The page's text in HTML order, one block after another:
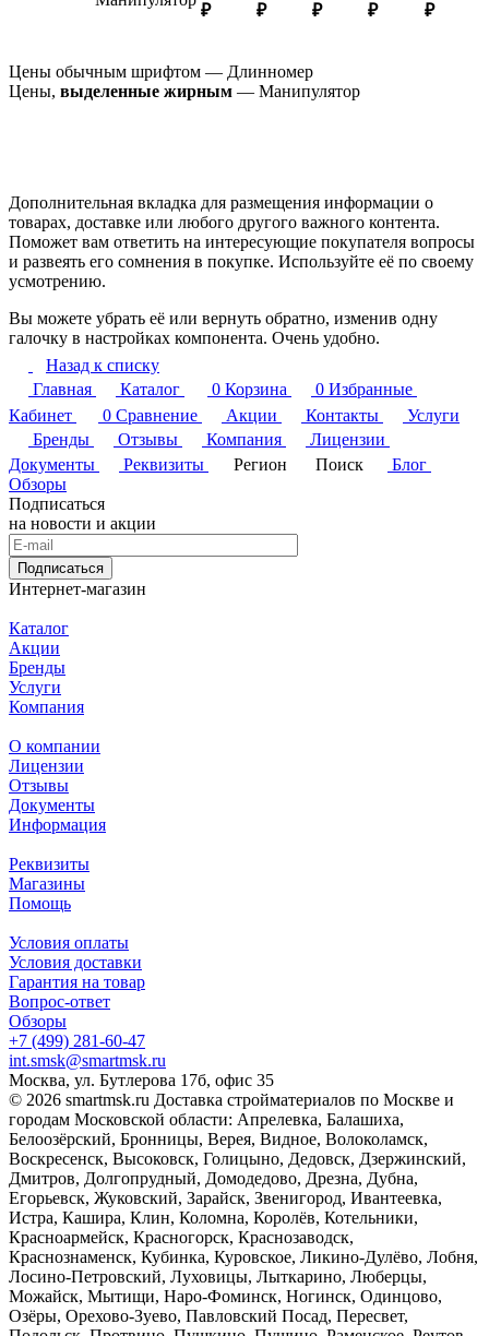
₽
₽
₽
₽
₽
Цены обычным шрифтом — Длинномер
Цены, выделенные жирным — Манипулятор
Дополнительная вкладка для размещения информации о
товарах, доставке или любого другого важного контента.
Поможет вам ответить на интересующие покупателя вопросы
и развеять его сомнения в покупке. Используйте её по своему
усмотрению.
Вы можете убрать её или вернуть обратно, изменив одну
галочку в настройках компонента. Очень удобно.
Назад к списку
Главная
Каталог 0 Корзина 0 Избранные
Кабинет
0 Сравнение Акции Контакты
Услуги
Бренды
Отзывы Компания
Лицензии
Документы
Реквизиты Регион Поиск
Блог
Обзоры
Подписаться
на новости и акции
Подписаться
Интернет-магазин
Каталог
Акции
Бренды
Услуги
Компания
О компании
Лицензии
Отзывы
Документы
Информация
Реквизиты
Магазины
Помощь
Условия оплаты
Условия доставки
Гарантия на товар
Вопрос-ответ
Обзоры
+7 (499) 281-60-47
int.smsk@smartmsk.ru
Москва, ул. Бутлерова 17б, офис 35
© 2026 smartmsk.ru Доставка стройматериалов по Москве и
городам Московской области: Апрелевка, Балашиха,
Белоозёрский, Бронницы, Верея, Видное, Волоколамск,
Воскресенск, Высоковск, Голицыно, Дедовск, Дзержинский,
Дмитров, Долгопрудный, Домодедово, Дрезна, Дубна,
Егорьевск, Жуковский, Зарайск, Звенигород, Ивантеевка,
Истра, Кашира, Клин, Коломна, Королёв, Котельники,
Красноармейск, Красногорск, Краснозаводск,
Краснознаменск, Кубинка, Куровское, Ликино-Дулёво, Лобня,
Лосино-Петровский, Луховицы, Лыткарино, Люберцы,
Можайск, Мытищи, Наро-Фоминск, Ногинск, Одинцово,
Озёры, Орехово-Зуево, Павловский Посад, Пересвет,